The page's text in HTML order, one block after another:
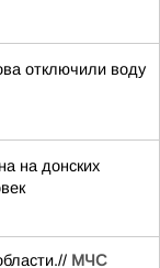
отключили воду
на донских
МЧС